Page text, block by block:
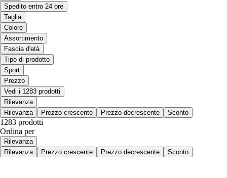
Spedito entro 24 ore
Taglia
Colore
Assortimento
Fascia d'età
Tipo di prodotto
Sport
Prezzo
Vedi i 1283 prodotti
Rilevanza
Rilevanza
Prezzo crescente Prezzo decrescente Sconto
1283 prodotti
Ordina per
Rilevanza
Rilevanza
Prezzo crescente Prezzo decrescente Sconto